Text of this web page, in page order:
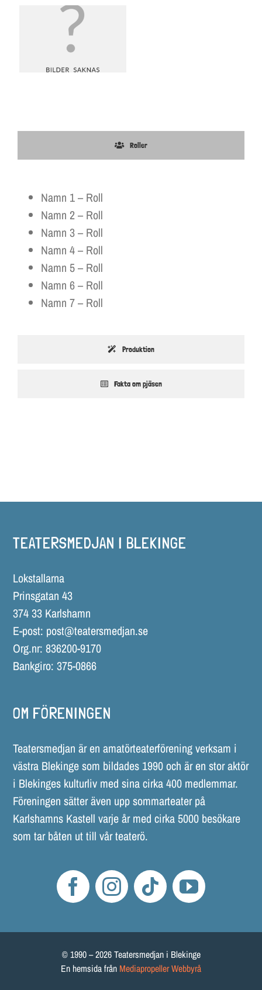
Roller
Namn 1 – Roll
Namn 2 – Roll
Namn 3 – Roll
Namn 4 – Roll
Namn 5 – Roll
Namn 6 – Roll
Namn 7 – Roll
Produktion
Fakta om pjäsen
TEATERSMEDJAN I BLEKINGE
Lokstallarna
Prinsgatan 43
374 33 Karlshamn
E-post: post@teatersmedjan.se
Org.nr: 836200-9170
Bankgiro: 375-0866
OM FÖRENINGEN
Teatersmedjan är en amatörteaterförening verksam i
västra Blekinge som bildades 1990 och är en stor aktör
i Blekinges kulturliv med sina cirka 400 medlemmar.
Föreningen sätter även upp sommarteater på
Karlshamns Kastell varje år med cirka 5000 besökare
som tar båten ut till vår teaterö.
© 1990 – 2026 Teatersmedjan i Blekinge
En hemsida från Mediapropeller Webbyrå